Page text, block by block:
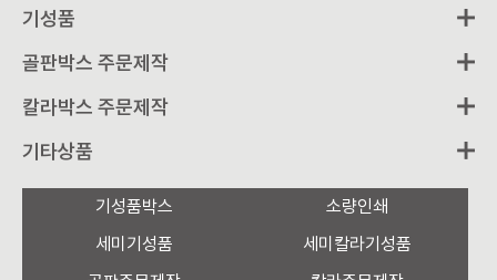
기성품
골판박스 주문제작
칼라박스 주문제작
기타상품
기성품박스
소량인쇄
세미기성품
세미칼라기성품